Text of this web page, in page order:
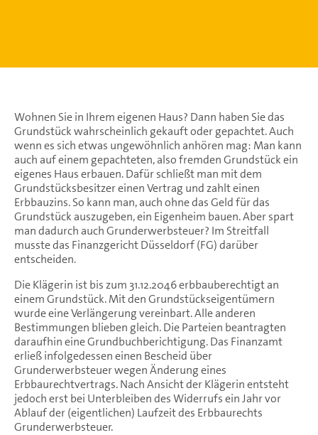
Wohnen Sie in Ihrem eigenen Haus? Dann haben Sie das
Grundstück wahrscheinlich gekauft oder gepachtet. Auch
wenn es sich etwas ungewöhnlich anhören mag: Man kann
auch auf einem gepachteten, also fremden Grundstück ein
eigenes Haus erbauen. Dafür schließt man mit dem
Grundstücksbesitzer einen Vertrag und zahlt einen
Erbbauzins. So kann man, auch ohne das Geld für das
Grundstück auszugeben, ein Eigenheim bauen. Aber spart
man dadurch auch Grunderwerbsteuer? Im Streitfall
musste das Finanzgericht Düsseldorf (FG) darüber
entscheiden.
Die Klägerin ist bis zum 31.12.2046 erbbauberechtigt an
einem Grundstück. Mit den Grundstückseigentümern
wurde eine Verlängerung vereinbart. Alle anderen
Bestimmungen blieben gleich. Die Parteien beantragten
daraufhin eine Grundbuchberichtigung. Das Finanzamt
erließ infolgedessen einen Bescheid über
Grunderwerbsteuer wegen Änderung eines
Erbbaurechtvertrags. Nach Ansicht der Klägerin entsteht
jedoch erst bei Unterbleiben des Widerrufs ein Jahr vor
Ablauf der (eigentlichen) Laufzeit des Erbbaurechts
Grunderwerbsteuer.